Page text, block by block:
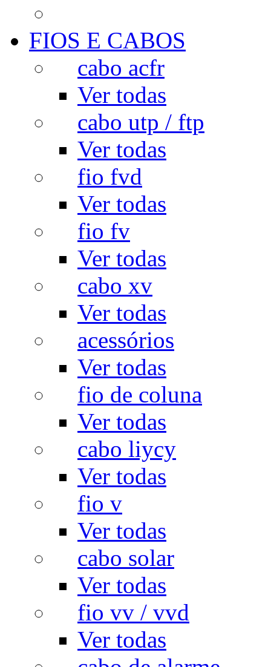
FIOS E CABOS
cabo acfr
Ver todas
cabo utp / ftp
Ver todas
fio fvd
Ver todas
fio fv
Ver todas
cabo xv
Ver todas
acessórios
Ver todas
fio de coluna
Ver todas
cabo liycy
Ver todas
fio v
Ver todas
cabo solar
Ver todas
fio vv / vvd
Ver todas